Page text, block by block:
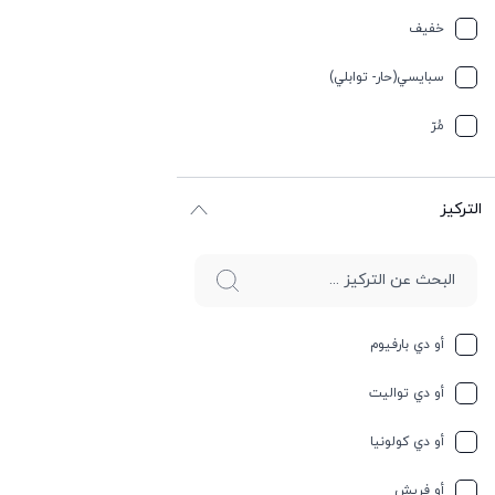
تيربيني
جلد
جوز الهند
حامِض
خفیف
سبایسي(حار- توابلي)
مُرّ
التركيز
أو دي بارفيوم
أو دي تواليت
أو دي كولونيا
أو فريش